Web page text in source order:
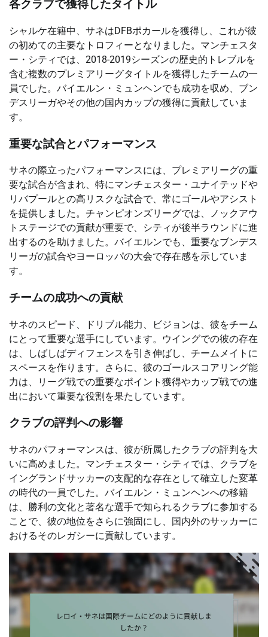
各クラブで獲得したタイトル
シャルケ在籍中、サネはDFBポカールを獲得し、これが彼
の初めての主要なトロフィーとなりました。マンチェスタ
ー・シティでは、2018-2019シーズンの歴史的トレブルを
含む複数のプレミアリーグタイトルを獲得したチームの一
員でした。バイエルン・ミュンヘンでも成功を収め、ブン
デスリーガやその他の国内カップの獲得に貢献していま
す。
重要な試合とパフォーマンス
サネの際立ったパフォーマンスには、プレミアリーグの重
要な試合が含まれ、特にマンチェスター・ユナイテッドや
リバプールとの高リスクな試合で、常にゴールやアシスト
を提供しました。チャンピオンズリーグでは、ノックアウ
トステージでの貢献が重要で、シティが後半ラウンドに進
出するのを助けました。バイエルンでも、重要なブンデス
リーガの試合やヨーロッパの大会で存在感を示していま
す。
チームの成功への貢献
サネのスピード、ドリブル能力、ビジョンは、彼をチーム
にとって重要な選手にしています。ウイングでの彼の存在
は、しばしばディフェンスを引き伸ばし、チームメイトに
スペースを作ります。さらに、彼のゴールスコアリング能
力は、リーグ戦での重要なポイント獲得やカップ戦での進
出において重要な役割を果たしています。
クラブの評判への影響
サネのパフォーマンスは、彼が所属したクラブの評判を大
いに高めました。マンチェスター・シティでは、クラブを
イングランドサッカーの支配的な存在として確立した変革
の時代の一員でした。バイエルン・ミュンヘンへの移籍
は、勝利の文化と著名な選手で知られるクラブに参加する
ことで、彼の地位をさらに強固にし、国内外のサッカーに
おけるそのレガシーに貢献しています。